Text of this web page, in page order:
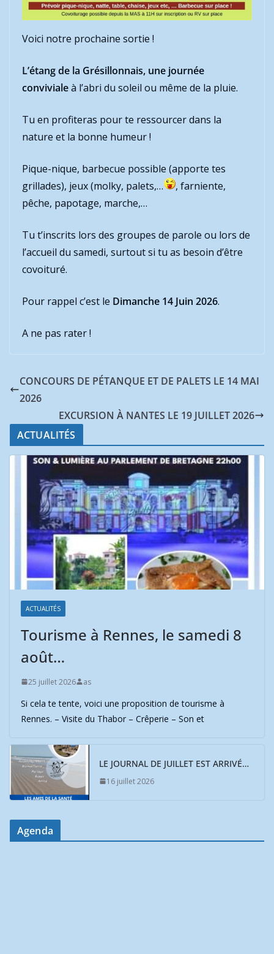
Voici notre prochaine sortie !
L’étang de la Grésillonnais, une journée
convivialeà l’abri du soleil ou même de la pluie.
Tu en profiteras pour te ressourcer dans la
nature et la bonne humeur !
Pique-nique, barbecue possible (apporte tes
grillades), jeux (molky, palets,…
, farniente,
pêche, papotage, marche,…
Tu t’inscrits lors des groupes de parole ou lors de
l’accueil du samedi, surtout si tu as besoin d’être
covoituré.
Pour rappel c’est le Dimanche 14 Juin 2026.
A ne pas rater !
CONCOURS DE PÉTANQUE ET DE PALETS LE 14 MAI
2026
EXCURSION À NANTES LE 19 JUILLET 2026
ACTUALITÉS
ACTUALITÉS
Tourisme à Rennes, le samedi 8
août…
25 juillet 2026 as
Si cela te tente, voici une proposition de tourisme à
Rennes. – Visite du Thabor – Crêperie – Son et
LE JOURNAL DE JUILLET EST ARRIVÉ…
16 juillet 2026
Agenda